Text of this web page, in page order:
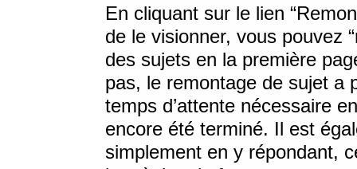
En cliquant sur le lien
de le visionner, vous pouvez
des sujets en la première
pas, le remontage de sujet a
temps d’attente nécessaire
encore été terminé. Il est
simplement en y répondant,